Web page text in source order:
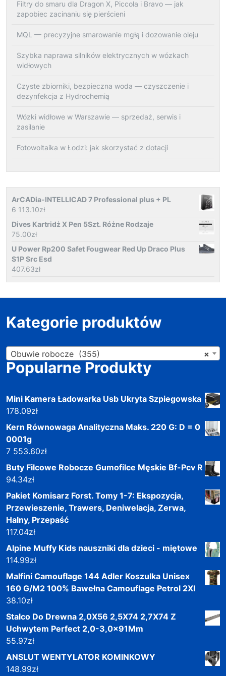
Filtry do smaru dla Dragon X, Piccola i Bravo — jak
zapobiec zacinaniu się pierścieni
MQL — precyzyjne smarowanie mgłą i dozowanie oleju
Szybka naprawa silników elektrycznych w wózkach
widłowych
Czyste zbiorniki, bezpieczna woda — czyszczenie i
dezynfekcja z Hydrochemią
Wózki widłowe w Warszawie — sprzedaż, serwis i
zasilanie
Fotowoltaika w Łodzi: jak skorzystać z dotacji
ArCADia-INTELLICAD 7 Professional plus + PL
6 113.10zł
Dives Kartridż X Pen 5Szt. Różne Rodzaje
75.00zł
U Power Rp200 Safet Fougwear Red Up Draco Plus
S1P Src Esd
407.63zł
Kategorie produktów
×
Obuwie robocze (355)
Popularne Produkty
Mini Kamera Ładowarka Usb Ukryta Szpiegowska
178.09zł
Kern Równowaga Analityczna Maks. 220 G: D = 0
0001g
7 553.60zł
Buty Filcowe Robocze Gumofilce Męskie Bf-Pcv R
94.34zł
Pakiet Komisarz Forst. Tomy 1-7: Ekspozycja,
Przewieszenie, Trawers, Deniwelacja, Zerwa,
Halny, Przepaść
117.04zł
Alpine Muffy Kids nauszniki dla dzieci - miętowe
114.99zł
Malfini Camouflage 144 Adler Koszulka Unisex
160 G/M2 100% Bawełna Camouflage Petrol 2Xl
38.10zł
Stalco Do Drewna 2,0X56 2,5X74 2,7X74 Z
Uchwytem Perfect 2,0-3,0x91Mm
55.97zł
ANSLUT WENTYLATOR KOMINKOWY
148.99zł